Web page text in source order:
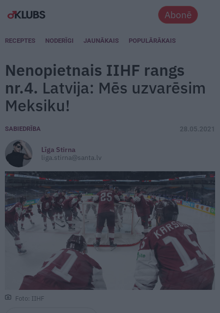
Abonē
RECEPTES NODERĪGI JAUNĀKAIS POPULĀRĀKAIS
Nenopietnais IIHF rangs
nr.4. Latvija: Mēs uzvarēsim
Meksiku!
SABIEDRĪBA 28.05.2021
Līga Stirna
liga.stirna@santa.lv
Foto: IIHF